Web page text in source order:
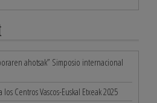
ahotsak” Simposio internacional
Centros Vascos-Euskal Etxeak 2025